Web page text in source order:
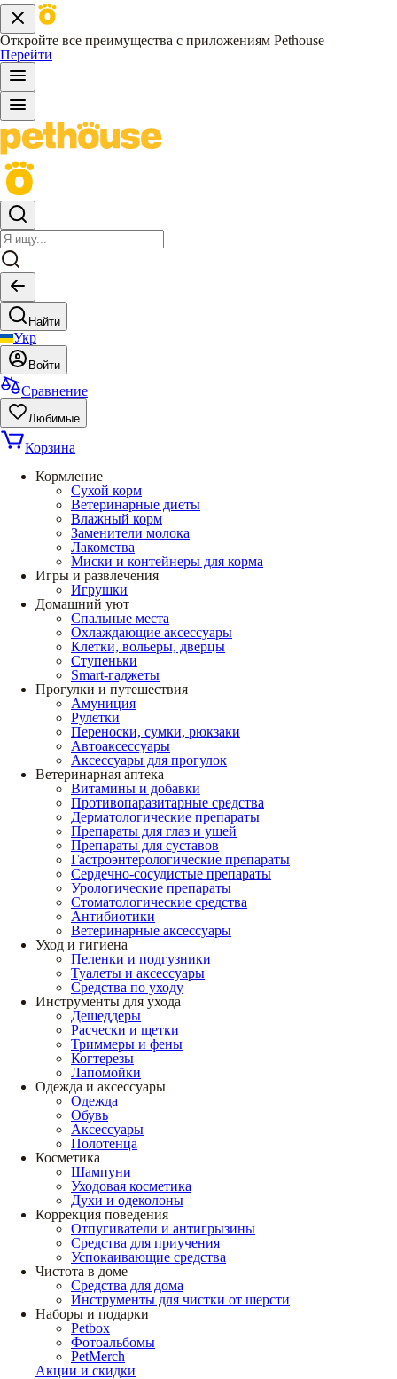
Откройте все преимущества с приложениям Pethouse
Перейти
Найти
Укр
Войти
Сравнение
Любимые
Корзина
Кормление
Сухой корм
Ветеринарные диеты
Влажный корм
Заменители молока
Лакомства
Миски и контейнеры для корма
Игры и развлечения
Игрушки
Домашний уют
Спальные места
Охлаждающие аксессуары
Клетки, вольеры, дверцы
Ступеньки
Smart-гаджеты
Прогулки и путешествия
Амуниция
Рулетки
Переноски, сумки, рюкзаки
Автоаксессуары
Аксессуары для прогулок
Ветеринарная аптека
Витамины и добавки
Противопаразитарные средства
Дерматологические препараты
Препараты для глаз и ушей
Препараты для суставов
Гастроэнтерологические препараты
Сердечно-сосудистые препараты
Урологические препараты
Стоматологические средства
Антибиотики
Ветеринарные аксессуары
Уход и гигиена
Пеленки и подгузники
Туалеты и аксессуары
Средства по уходу
Инструменты для ухода
Дешеддеры
Расчески и щетки
Триммеры и фены
Когтерезы
Лапомойки
Одежда и аксессуары
Одежда
Обувь
Аксессуары
Полотенца
Косметика
Шампуни
Уходовая косметика
Духи и одеколоны
Коррекция поведения
Отпугиватели и антигрызины
Средства для приучения
Успокаивающие средства
Чистота в доме
Средства для дома
Инструменты для чистки от шерсти
Наборы и подарки
Petbox
Фотоальбомы
PetMerch
Акции и скидки